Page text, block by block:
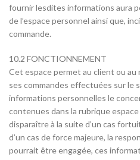
fournir lesdites informations aura
de l’espace personnel ainsi que,
commande.
10.2 FONCTIONNEMENT
Cet espace permet au client ou
ses commandes effectuées sur le
informations personnelles le
contenues dans la rubrique
disparaître à la suite d’un cas
d’un cas de force majeure, la
pourrait être engagée, ces